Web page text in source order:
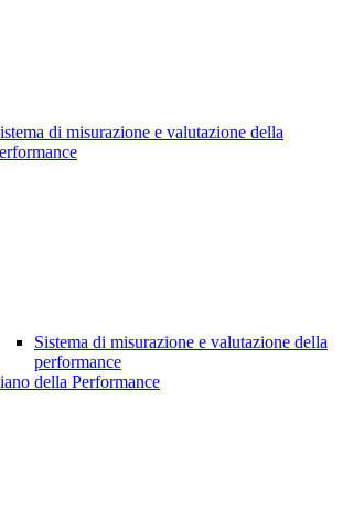
di misurazione e valutazione della
Sistema di misurazione e valutazione della
performance
della Performance